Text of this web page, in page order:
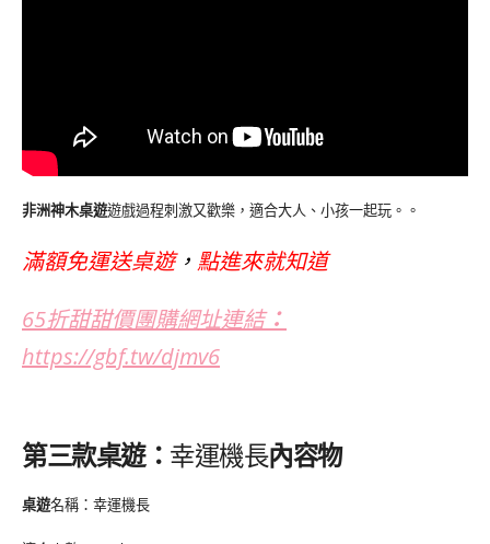
非洲神木桌遊遊戲過程刺激又歡樂，適合大人、小孩一起玩。。
滿額免運送桌遊， 點進來就知道
65折甜甜價團購網址連結：
https://gbf.tw/djmv6
第三款桌遊： 幸運機長內容物
桌遊名稱：幸運機長